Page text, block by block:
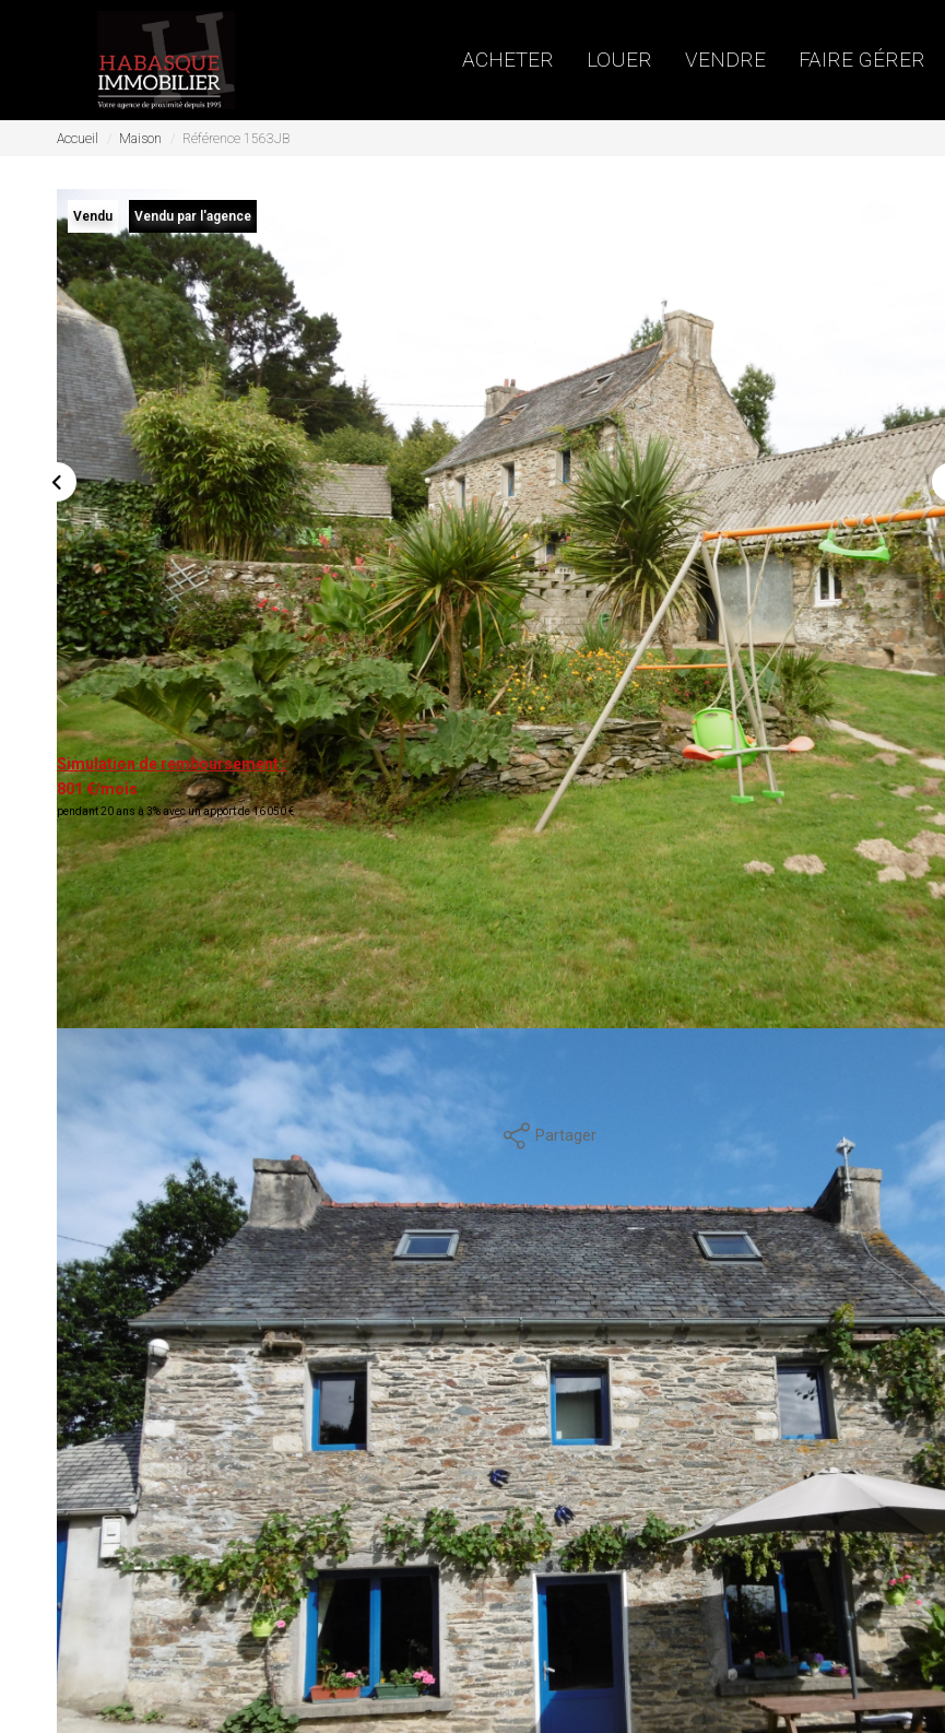
ACHETER LOUER VENDRE FAIRE GÉRER
Accueil Maison Référence 1563JB
Vendu Vendu par l'agence
Simulation de remboursement :
801 €/mois
pendant 20 ans à 3% avec un apport de 16 050 €
Description
Réf : 1563JB
Maison à vendre au Tréhou. Réf: 15363JB. Située dans un hameau proche du bourg, attrayante longère rénovée en pierres
apparentes avec dépendance et hangar. Pièce de vie ouverte sur la cuisine équipée exposée S/O donnant sur la grande cour
cimentée avec vue sur le joli jardin fleuri. 2/3 chambres et salle d'eau aux étages. Toiture en ardoises, aérothermie,
huisseries alu. 2 vergers attenants. Bref, un petit coin de paradis entre Landerneau et Sizun.
Très bon état. DPE=D.
Imprimer Partager Calculer mon budget
Nos honoraires
Description des pièces
Niveau Pièce m2 Exp. Sol Commentaires
RDC Buanderie
Cuisine 20 A/E VMC DV ALU/PVC
25 LES RIDEAUX RESTENT
1 Dégagement
W.C. LAVABO
Chambre 1 2 PLACARDS
Salle d'eau DOUBLE VASQUE
2 Dégagement
Salle d'eau CABINET DE TOILETTE
Chambre 2